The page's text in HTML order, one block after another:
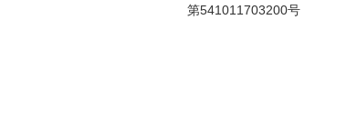
第541011703200号